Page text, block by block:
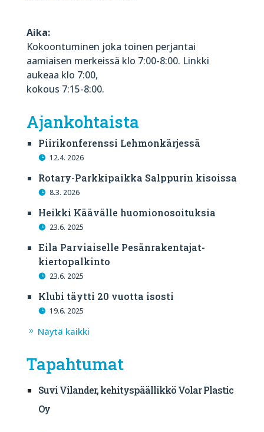
Aika:
Kokoontuminen joka toinen perjantai
aamiaisen merkeissä klo 7:00-8:00. Linkki
aukeaa klo 7:00,
kokous 7:15-8:00.
Ajankohtaista
Piirikonferenssi Lehmonkärjessä
12.4. 2026
Rotary-Parkkipaikka Salppurin kisoissa
8.3. 2026
Heikki Käävälle huomionosoituksia
23.6. 2025
Eila Parviaiselle Pesänrakentajat-
kiertopalkinto
23.6. 2025
Klubi täytti 20 vuotta isosti
19.6. 2025
Näytä kaikki
Tapahtumat
Suvi Vilander, kehityspäällikkö Volar Plastic
Oy